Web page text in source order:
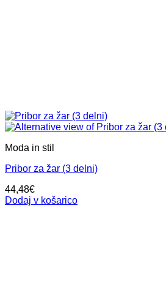
Moda in stil
Pribor za žar (3 delni)
44,48€
Dodaj v košarico